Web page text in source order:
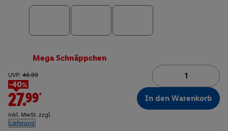
Mega Schnäppchen
UVP: 46.99
-40%
27.99*
inkl. MwSt. zzgl.
Lieferung
In den Warenkorb